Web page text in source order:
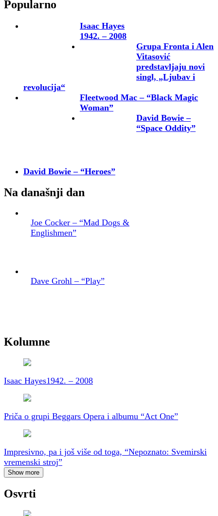
Popularno
Isaac Hayes
1942. – 2008
Grupa Fronta i Alen
Vitasović
predstavljaju novi
singl, „Ljubav i
revolucija“
Fleetwood Mac – “Black Magic
Woman”
David Bowie –
“Space Oddity”
David Bowie – “Heroes”
Na današnji dan
Joe Cocker – “Mad Dogs &
Englishmen”
Dave Grohl – “Play”
Kolumne
Isaac Hayes1942. – 2008
Priča o grupi Beggars Opera i albumu “Act One”
Impresivno, pa i još više od toga, “Nepoznato: Svemirski
vremenski stroj”
Show more
Osvrti